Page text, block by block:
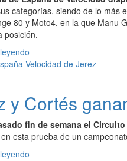
categorías, siendo de lo más
80 y Moto4, en la que Manu
posición.
y Cortés
fin de semana el
esta prueba de un